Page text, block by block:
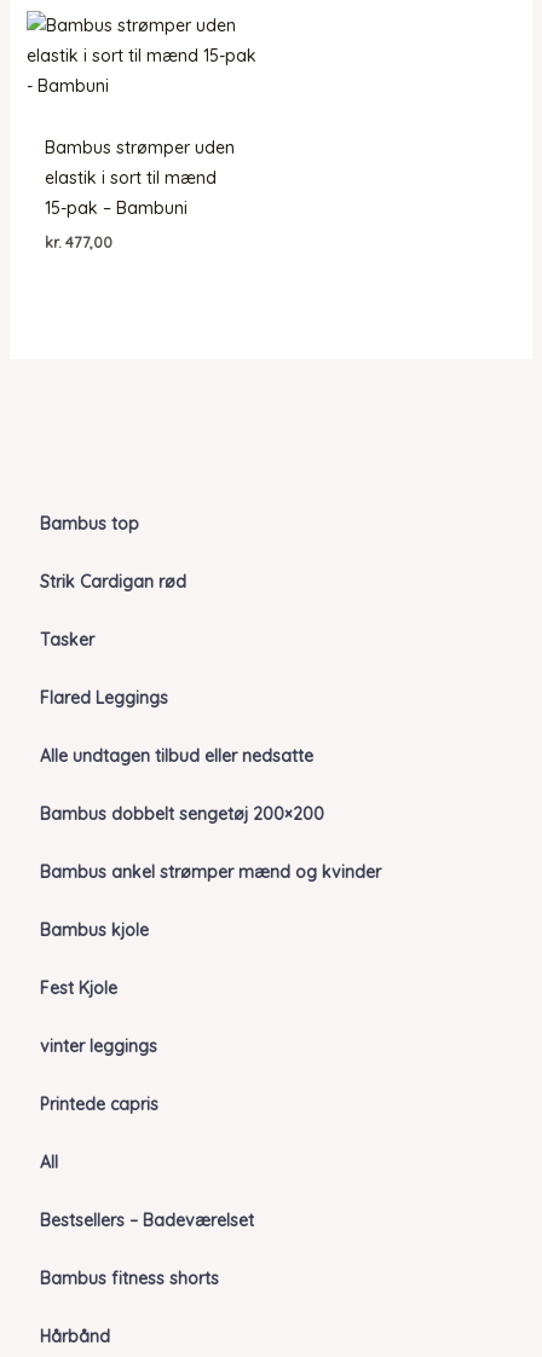
Bambus top
Strik Cardigan rød
Tasker
Flared Leggings
Alle undtagen tilbud eller nedsatte
Bambus dobbelt sengetøj 200×200
Bambus ankel strømper mænd og kvinder
Bambus kjole
Fest Kjole
vinter leggings
Printede capris
All
Bestsellers – Badeværelset
Bambus fitness shorts
Hårbånd
Bambus strømper uden
elastik i sort til mænd
15-pak – Bambuni
kr. 477,00